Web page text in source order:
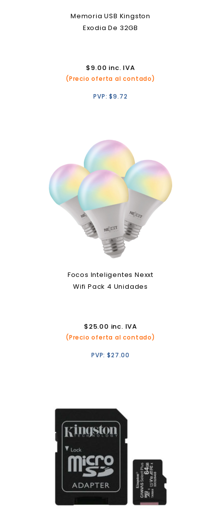
Memoria USB Kingston
Exodia De 32GB
$9.00 inc. IVA
(Precio oferta al contado)
PVP:$9.72
Focos Inteligentes Nexxt
Wifi Pack 4 Unidades
$25.00 inc. IVA
(Precio oferta al contado)
PVP:$27.00